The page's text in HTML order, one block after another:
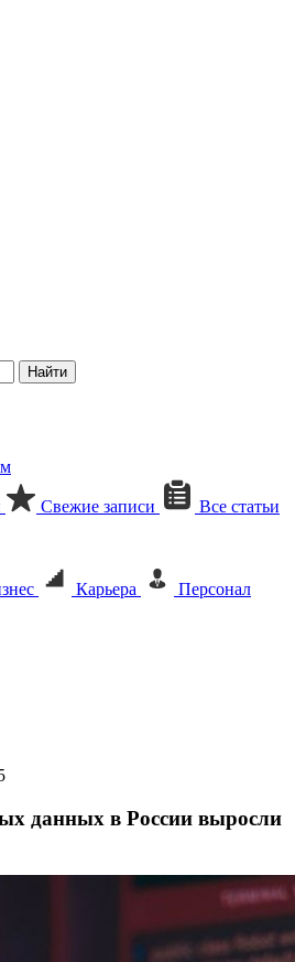
Найти
Свежие записи Все статьи
Карьера
Персонал
данных в России выросли